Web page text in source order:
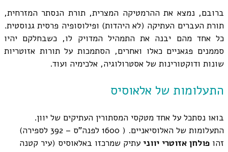
ברובם, נמצא את ההרמטיקה המצרית, תורת הנסתר המזרחית,
תורת העברים העתיקה (לא היהדות) ופילוסופיה פרסית גנוסטית.
כל אחד מהם יבנה את התמהיל המדויק לו, כשבחלקם יהיו
סממנים פגאניים כאלו ואחרים, הסתמכות על תורות אזוטריות
שונות ודוקטורינות של אסטרולוגיה, אלכימיה ועוד.
התעלומות של אלאוסיס
בואו נסתכל על אחד מטקסי המסתורין העתיקים של יוון.
התעלומות של האלוסיאניים. ( 1600 לפנה"ס – 392 לספירה)
זהו פולחן אזוטרי יווני עתיק שמרכזו באלאוסיס (עיר קטנה